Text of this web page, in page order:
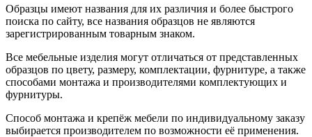
Образцы имеют названия для их различия и более быстрого
поиска по сайту, все названия образцов не являются
зарегистрированным товарным знаком.
Все мебельные изделия могут отличаться от представленных
образцов по цвету, размеру, комплектации, фурнитуре, а также
способами монтажа и производителями комплектующих и
фурнитуры.
Способ монтажа и крепёж мебели по индивидуальному заказу
выбирается производителем по возможности её применения.